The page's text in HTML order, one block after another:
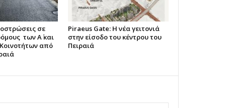
σε
των Α΄ και
από
Piraeus Gate: Η νέα γειτονιά
στην είσοδο του κέντρου του
Πειραιά